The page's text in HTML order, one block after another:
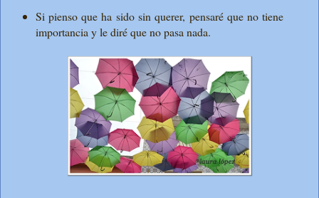
Si pienso que ha sido sin querer, pensaré que no tiene
importancia y le diré que no pasa nada.